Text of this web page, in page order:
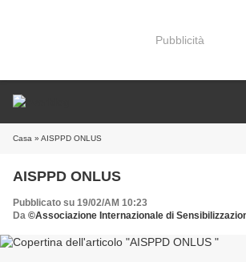
Pubblicità
Casa » AISPPD ONLUS
AISPPD ONLUS
Pubblicato su 19/02/AM 10:23
Da ©Associazione Internazionale di Sensibilizzazione e Prevenzione delle Patologie della Donna donate all'AISPPD o.n.l.u.s. il 5 x mille scrivete il C.F.